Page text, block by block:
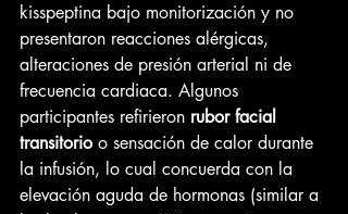
kisspeptina bajo monitorización y no
presentaron reacciones alérgicas,
alteraciones de presión arterial ni de
frecuencia cardiaca. Algunos
participantes refirieron rubor facial
transitorio o sensación de calor durante
la infusión, lo cual concuerda con la
elevación aguda de hormonas (similar a